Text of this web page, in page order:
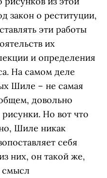
закон о реституции,
эти работы
их
и определения
На самом деле
Шиле – не самая
довольно
Но вот что
Шиле никак
себя
них, он такой же,
смысл